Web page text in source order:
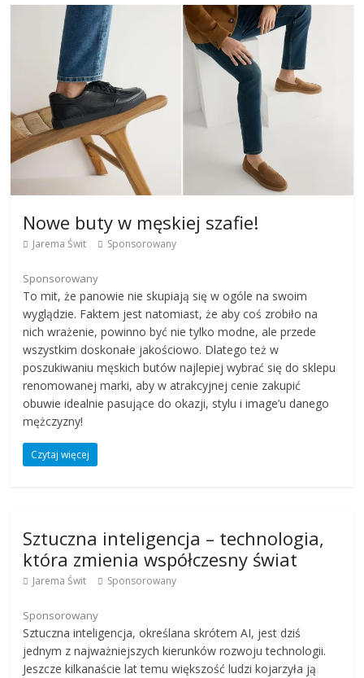
Nowe buty w męskiej szafie!
Jarema Świt Sponsorowany
Sponsorowany
To mit, że panowie nie skupiają się w ogóle na swoim
wyglądzie. Faktem jest natomiast, że aby coś zrobiło na
nich wrażenie, powinno być nie tylko modne, ale przede
wszystkim doskonałe jakościowo. Dlatego też w
poszukiwaniu męskich butów najlepiej wybrać się do sklepu
renomowanej marki, aby w atrakcyjnej cenie zakupić
obuwie idealnie pasujące do okazji, stylu i image’u danego
mężczyzny!
Czytaj więcej
Sztuczna inteligencja – technologia,
która zmienia współczesny świat
Jarema Świt Sponsorowany
Sponsorowany
Sztuczna inteligencja, określana skrótem AI, jest dziś
jednym z najważniejszych kierunków rozwoju technologii.
Jeszcze kilkanaście lat temu większość ludzi kojarzyła ją